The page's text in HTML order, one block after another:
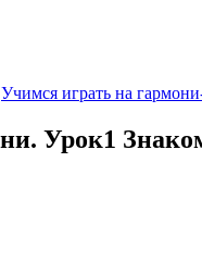
Учимся играть на
Урок1